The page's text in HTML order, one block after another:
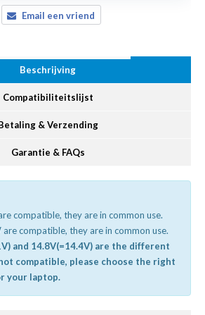
Email een vriend
Beschrijving
Compatibiliteitslijst
& Verzending
Garantie & FAQs
compatible, they are in common use.
compatible, they are in common use.
and 14.8V(=14.4V) are the different
compatible, please choose the right
your laptop.